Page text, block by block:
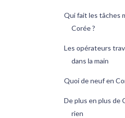
Qui fait les tâches
Corée ?
Les opérateurs
dans la main
Quoi de neuf en
De plus en plus de
rien